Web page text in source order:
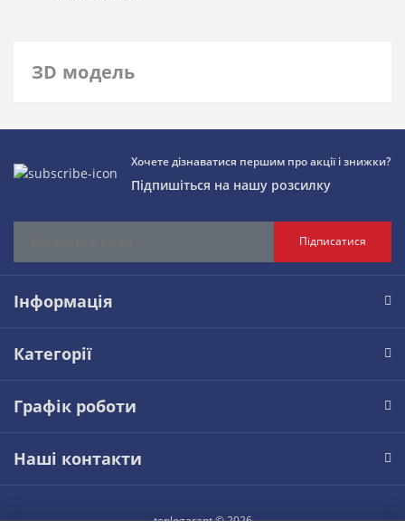
ЗD модель
Хочете дізнаватися першим про акції і знижки?
Підпишіться на нашу розсилку
Підписатися
Інформація
Категорії
Графік роботи
Наші контакти
teplogarant © 2026